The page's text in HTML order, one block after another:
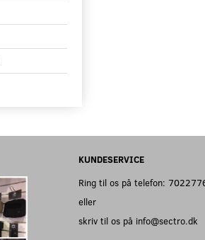
KUNDESERVICE
Ring til os på telefon:
eller
skriv til os på info@sectro.dk